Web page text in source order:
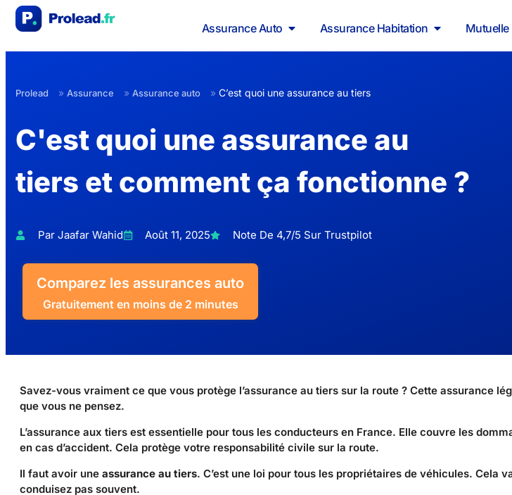
Assurance Auto Assurance Habitation Mutuelle
Prolead » Assurance » Assurance auto » C’est quoi une assurance au tiers
C'est quoi une assurance au
tiers et comment ça fonctionne ?
Par Jaafar Wahid Août 11, 2025 Note De 4,7/5 Sur Trustpilot
Comparez les assurances auto
Gratuitement en moins de 2 minutes
Savez-vous vraiment ce que vous protège l’assurance au tiers sur la route ? Cette assurance
que vous ne pensez.
L’assurance aux tiers est essentielle pour tous les conducteurs en France. Elle couvre les
en cas d’accident. Cela protège votre responsabilité civile sur la route.
Il faut avoir une assurance au tiers. C’est une loi pour tous les propriétaires de véhicules. Cela
conduisez pas souvent.